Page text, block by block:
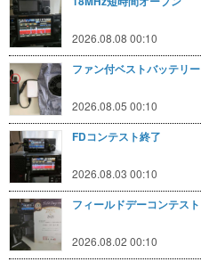
2026.08.08 00:10
ファン付ベストバッテリー
2026.08.05 00:10
FDコンテスト終了
2026.08.03 00:10
フィールドデーコンテスト
2026.08.02 00:10